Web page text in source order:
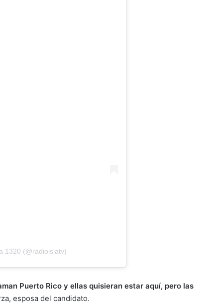
1320 (@radioislatv)
Puerto Rico y ellas quisieran estar aquí, pero las
esposa del candidato.